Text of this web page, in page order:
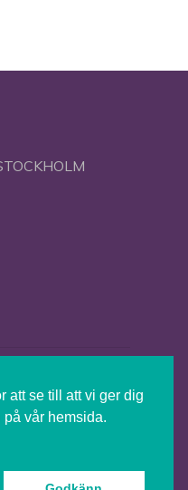
att se till att vi ger dig
vår hemsida.